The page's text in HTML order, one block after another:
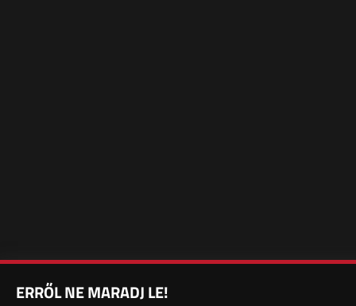
ERRŐL NE MARADJ LE!